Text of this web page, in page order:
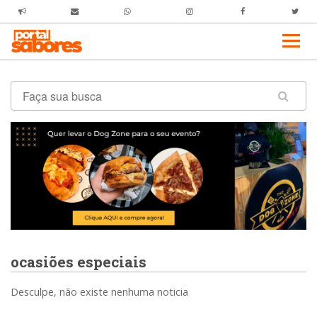
ocasiões especiais
Desculpe, não existe nenhuma noticia